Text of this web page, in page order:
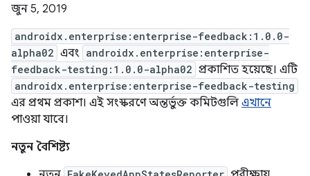
জুন 5, 2019
androidx.enterprise:enterprise-feedback:1.0.0-
alpha02 এবং androidx.enterprise:enterprise-
feedback-testing:1.0.0-alpha02 প্রকাশিত হয়েছে। এটি
androidx.enterprise:enterprise-feedback-testing
এর প্রথম প্রকাশ। এই সংস্করণে অন্তর্ভুক্ত কমিটগুলি এখানে
পাওয়া যাবে।
নতুন বৈশিষ্ট্য